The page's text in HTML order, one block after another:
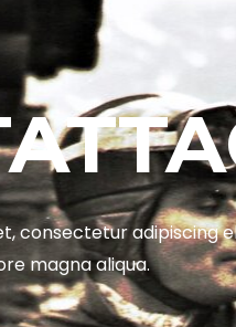
consectetur adipiscing
magna aliqua.